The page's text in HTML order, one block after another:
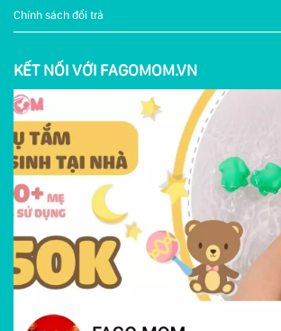
Chính sách đổi trả
KẾT NỐI VỚI FAGOMOM.VN